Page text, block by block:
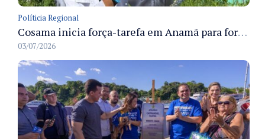
Políticia Regional
Cosama inicia força-tarefa em Anamã para fortalecer abastecimento de água e segurança hídrica da população
03/07/2026